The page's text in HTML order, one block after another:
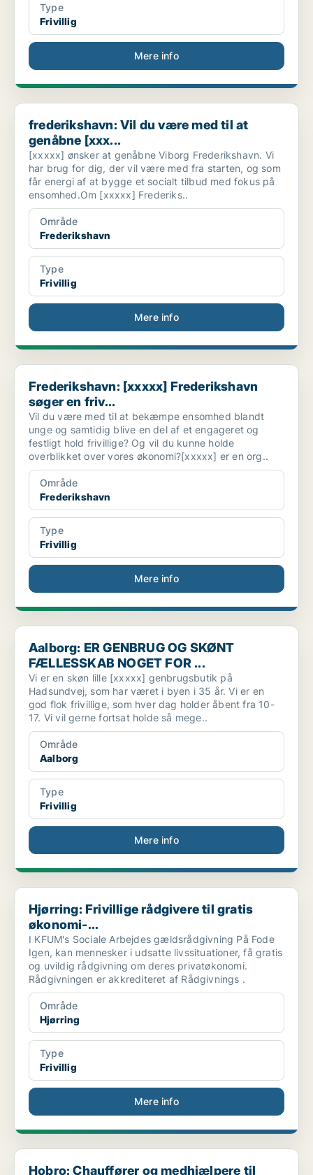
Type
Frivillig
Mere info
frederikshavn: Vil du være med til at genåbne [xxx...
frederikshavn: Vil du være med til at
genåbne [xxx...
[xxxxx] ønsker at genåbne Viborg Frederikshavn. Vi
har brug for dig, der vil være med fra starten, og som
får energi af at bygge et socialt tilbud med fokus på
ensomhed.Om [xxxxx] Frederiks..
Område
Frederikshavn
Type
Frivillig
Mere info
Frederikshavn: [xxxxx] Frederikshavn søger en friv...
Frederikshavn: [xxxxx] Frederikshavn
søger en friv...
Vil du være med til at bekæmpe ensomhed blandt
unge og samtidig blive en del af et engageret og
festligt hold frivillige? Og vil du kunne holde
overblikket over vores økonomi?[xxxxx] er en org..
Område
Frederikshavn
Type
Frivillig
Mere info
Aalborg: ER GENBRUG OG SKØNT FÆLLESSKAB NOGET FOR
Aalborg: ER GENBRUG OG SKØNT
FÆLLESSKAB NOGET FOR ...
Vi er en skøn lille [xxxxx] genbrugsbutik på
Hadsundvej, som har været i byen i 35 år. Vi er en
god flok frivillige, som hver dag holder åbent fra 10-
17. Vi vil gerne fortsat holde så mege..
Område
Aalborg
Type
Frivillig
Mere info
Hjørring: Frivillige rådgivere til gratis økonomi-...
Hjørring: Frivillige rådgivere til gratis
økonomi-...
I KFUM's Sociale Arbejdes gældsrådgivning På Fode
Igen, kan mennesker i udsatte livssituationer, få gratis
og uvildig rådgivning om deres privatøkonomi.
Rådgivningen er akkrediteret af Rådgivnings .
Område
Hjørring
Type
Frivillig
Mere info
Hobro: Chauffører og medhjælpere til genbrugsbutik...
Hobro: Chauffører og medhjælpere til